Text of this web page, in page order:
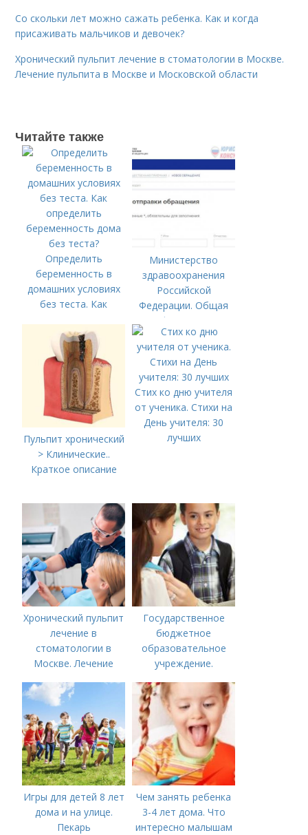
Со скольки лет можно сажать ребенка. Как и когда
присаживать мальчиков и девочек?
Хронический пульпит лечение в стоматологии в Москве.
Лечение пульпита в Москве и Московской области
Читайте также
Определить
беременность в
домашних условиях
без теста. Как
беременность дома
без теста?
Министерство
здравоохранения
Российской
Федерации. Общая
информация о
Министерстве
здравоохранения
Российской
Федерации
Пульпит хронический
> Клинические..
Краткое описание
Стих ко дню учителя
от ученика. Стихи на
День учителя: 30
лучших
Хронический пульпит
лечение в
стоматологии в
Москве. Лечение
Московской области
Государственное
бюджетное
образовательное
учреждение.
названия школ,
садиков и домов
творчества
Игры для детей 8 лет
дома и на улице.
Пекарь
Чем занять ребенка
3-4 лет дома. Что
интересно малышам